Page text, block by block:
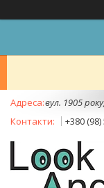
вул. 1905
+380